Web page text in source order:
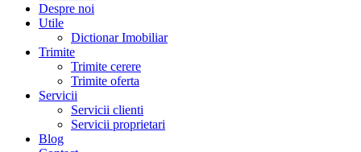
Despre noi
Utile
Dictionar Imobiliar
Trimite
Trimite cerere
Trimite oferta
Servicii
Servicii clienti
Servicii proprietari
Blog